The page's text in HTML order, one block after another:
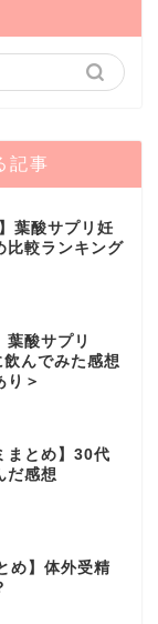
記事
葉酸サプリ妊
比較ランキング
葉酸サプリ
んでみた感想
り＞
まとめ】30代
だ感想
め】体外受精